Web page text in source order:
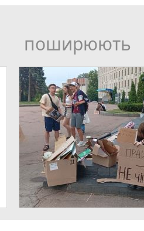
поширюють